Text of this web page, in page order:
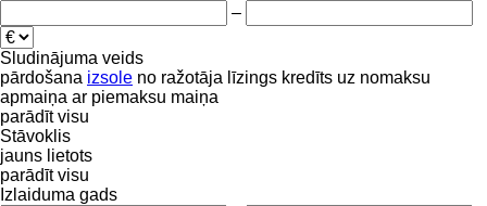
–
Sludinājuma veids
pārdošana izsole no ražotāja līzings kredīts uz nomaksu
apmaiņa ar piemaksu maiņa
parādīt visu
Stāvoklis
jauns lietots
parādīt visu
Izlaiduma gads